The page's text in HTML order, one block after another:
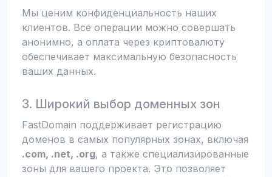
Мы ценим конфиденциальность наших
клиентов. Все операции можно совершать
анонимно, а оплата через криптовалюту
обеспечивает максимальную безопасность
ваших данных.
3. Широкий выбор доменных зон
FastDomain поддерживает регистрацию
доменов в самых популярных зонах, включая
.com, .net, .org, а также специализированные
зоны для вашего проекта. Это позволяет